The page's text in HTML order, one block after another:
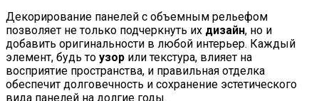
Декорирование панелей с объемным рельефом
позволяет не только подчеркнуть их дизайн, но и
добавить оригинальности в любой интерьер. Каждый
элемент, будь то узор или текстура, влияет на
восприятие пространства, и правильная отделка
обеспечит долговечность и сохранение эстетического
вида панелей на долгие годы.